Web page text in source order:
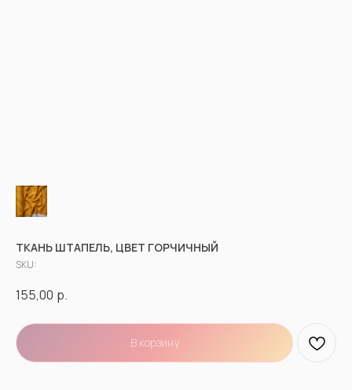
ТКАНЬ ШТАПЕЛЬ, ЦВЕТ ГОРЧИЧНЫЙ
SKU:
155,00 р.
В корзину